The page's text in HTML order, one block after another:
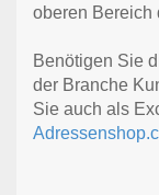
oberen Bereich
Benötigen Sie
der Branche
Sie auch als